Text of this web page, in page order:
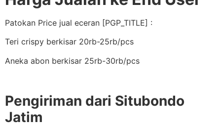
Patokan Price jual eceran [PGP_TITLE] :
Teri crispy berkisar 20rb-25rb/pcs
Aneka abon berkisar 25rb-30rb/pcs
Pengiriman dari Situbondo
Jatim